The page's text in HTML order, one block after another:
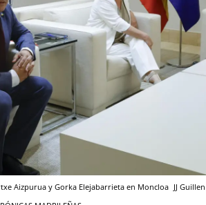
Aizpurua y Gorka Elejabarrieta en Moncloa JJ Guillen